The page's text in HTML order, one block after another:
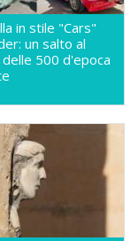
in stile "Cars"
un salto al
500 d'epoca